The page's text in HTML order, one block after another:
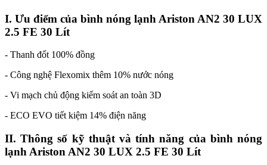
I. Ưu điểm của bình nóng lạnh Ariston AN2 30 LUX
2.5 FE 30 Lít
- Thanh đốt 100% đồng
- Công nghệ Flexomix thêm 10% nước nóng
- Vi mạch chủ động kiểm soát an toàn 3D
- ECO EVO tiết kiệm 14% điện năng
II. Thông số kỹ thuật và tính năng của bình nóng
lạnh Ariston AN2 30 LUX 2.5 FE 30 Lít